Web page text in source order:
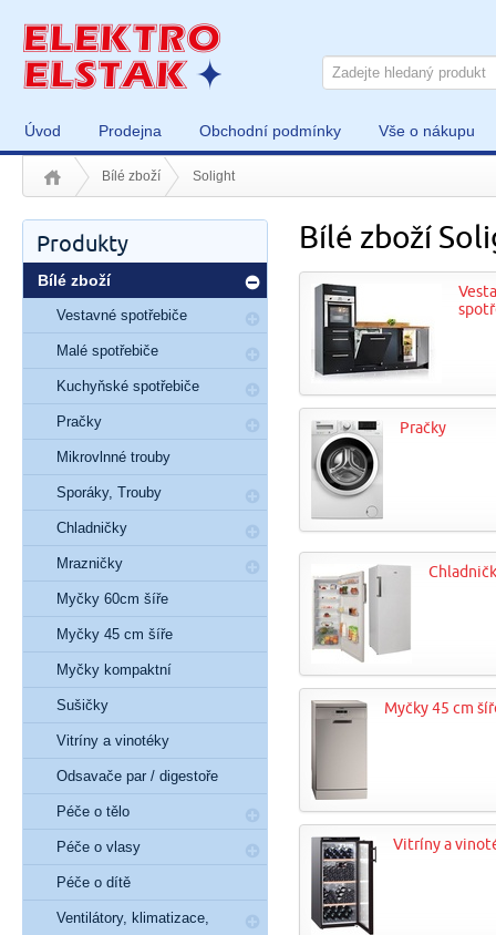
Úvod Prodejna Obchodní podmínky Vše o nákupu
Bílé zboží Solight
Bílé zboží
Pračky
Myčky 45 cm
Vitríny a
Produkty
Bílé zboží
Vestavné spotřebiče
Malé spotřebiče
Kuchyňské spotřebiče
Pračky
Mikrovlnné trouby
Sporáky, Trouby
Chladničky
Mrazničky
Myčky 60cm šíře
Myčky 45 cm šíře
Myčky kompaktní
Sušičky
Vitríny a vinotéky
Odsavače par / digestoře
Péče o tělo
Péče o vlasy
Péče o dítě
Ventilátory, klimatizace,